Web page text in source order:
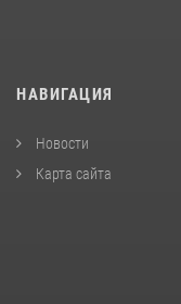
НАВИГАЦИЯ
Новости
Карта сайта